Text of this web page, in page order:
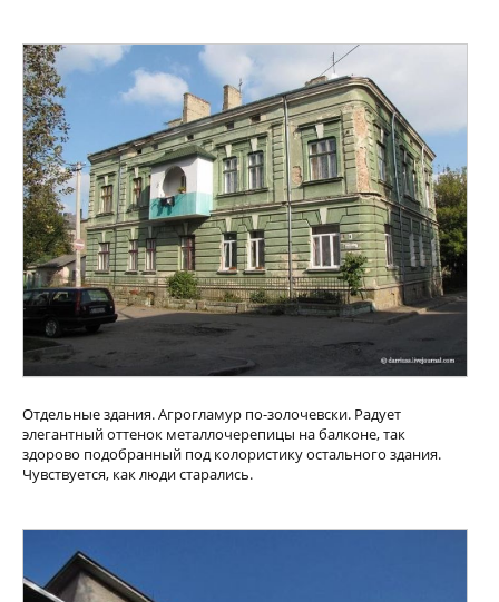
Отдельные здания. Агрогламур по-золочевски. Радует
элегантный оттенок металлочерепицы на балконе, так
здорово подобранный под колористику остального здания.
Чувствуется, как люди старались.